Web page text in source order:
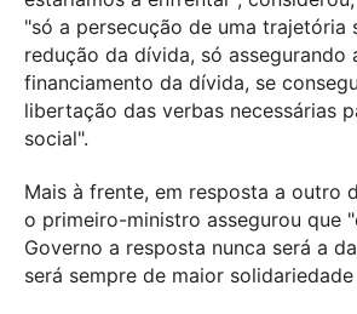
"só a persecução de uma trajetória
redução da dívida, só assegurando
financiamento da dívida, se
libertação das verbas necessárias
social".
Mais à frente, em resposta a outro
o primeiro-ministro assegurou que
Governo a resposta nunca será a
será sempre de maior